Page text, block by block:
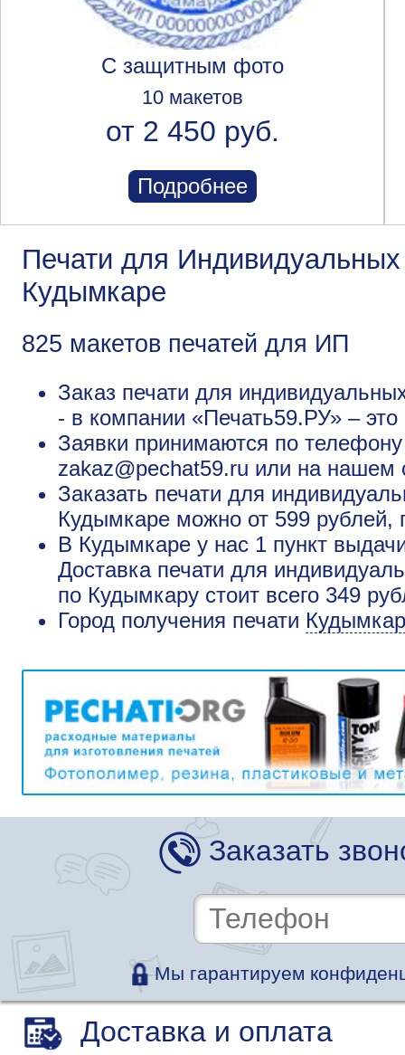
С защитным фото
10 макетов
от 2 450 руб.
Подробнее
Печати для
Кудымкаре
825 макетов печатей для ИП
Заказ печати для
- в компании «Печать59.РУ» –
Заявки принимаются по
zakaz@pechat59.ru или на нашем
Заказать печати для
Кудымкаре можно от 599 рублей,
В Кудымкаре у нас 1 пункт
Доставка печати для
по Кудымкару стоит всего 349
Город получения печати Кудымкар
Заказать
Мы гарантируем
Доставка и оплата